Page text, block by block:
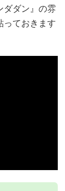
ダダン』の雰
っておきます